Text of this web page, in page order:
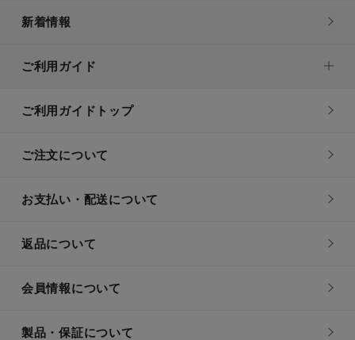
新着情報
ご利用ガイド
ご利用ガイドトップ
ご注文について
お支払い・配送について
返品について
会員情報について
製品・保証について